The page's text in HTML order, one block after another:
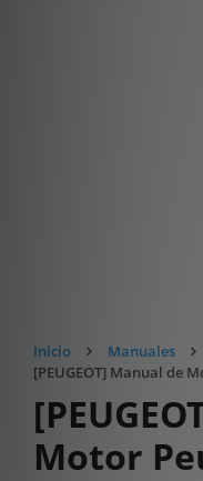
Inicio
Manuales
[PEUGEOT] Manual de
Motor